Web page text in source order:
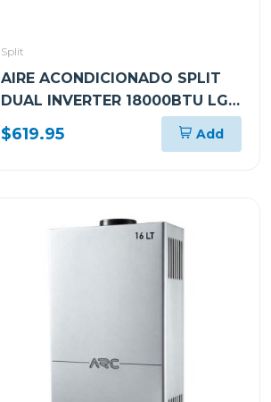
Split
AIRE ACONDICIONADO SPLIT
DUAL INVERTER 18000BTU LG
KW MANAGER THINQ VM182C
$619.95 Add